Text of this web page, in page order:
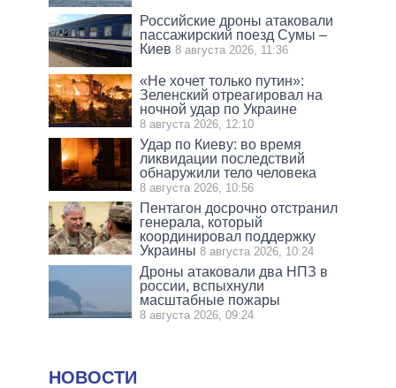
Российские дроны атаковали
пассажирский поезд Сумы –
Киев 8 августа 2026, 11:36
«Не хочет только путин»:
Зеленский отреагировал на
ночной удар по Украине
8 августа 2026, 12:10
Удар по Киеву: во время
ликвидации последствий
обнаружили тело человека
8 августа 2026, 10:56
Пентагон досрочно отстранил
генерала, который
координировал поддержку
Украины 8 августа 2026, 10:24
Дроны атаковали два НПЗ в
россии, вспыхнули
масштабные пожары
8 августа 2026, 09:24
НОВОСТИ